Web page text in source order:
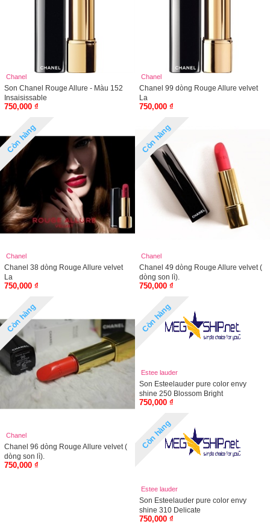
Chanel
Son Chanel Rouge Allure - Màu 152
Insaisissable
750,000 ₫
Chanel
Chanel 99 dòng Rouge Allure velvet
La
750,000 ₫
Còn hàng
Chanel
Chanel 38 dòng Rouge Allure velvet
La
750,000 ₫
Còn hàng
Chanel
Chanel 49 dòng Rouge Allure velvet (
dòng son lì).
750,000 ₫
Còn hàng
Chanel
Chanel 96 dòng Rouge Allure velvet (
dòng son lì).
750,000 ₫
Còn hàng
Estee lauder
Son Esteelauder pure color envy
shine 250 Blossom Bright
750,000 ₫
Còn hàng
Estee lauder
Son Esteelauder pure color envy
shine 310 Delicate
750,000 ₫